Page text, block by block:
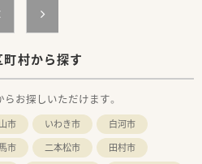
村から探す
お探しいただけます。
市 いわき市
白河市
市 二本松市
田村市